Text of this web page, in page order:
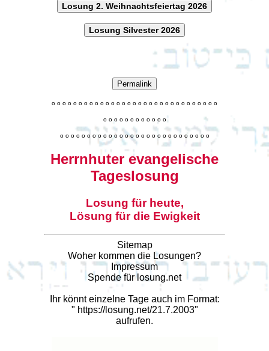
Losung 2. Weihnachtsfeiertag 2026
Losung Silvester 2026
Permalink
o o o o o o o o o o o o o o o o o o o o o o o o o o o o o o o
o o o o o o o o o o o o
o o o o o o o o o o o o o o o o o o o o o o o o o o o o
Herrnhuter evangelische
Tageslosung
Losung für heute,
Lösung für die Ewigkeit
Sitemap
Woher kommen die Losungen?
Impressum
Spende für losung.net
Ihr könnt einzelne Tage auch im Format:
" https://losung.net/21.7.2003"
aufrufen.